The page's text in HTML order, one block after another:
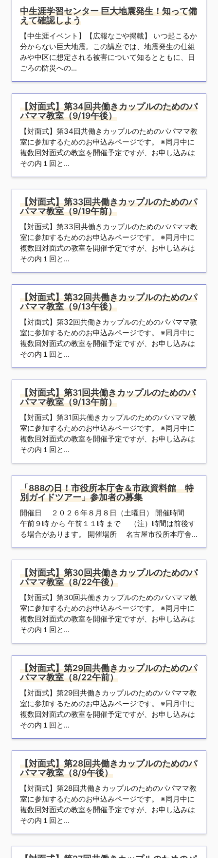
中生涯学習センター 巨大地震発生！知って備
えて確認しよう
【中生涯イベント】【広報なごや掲載】 いつ起こるか
分からない巨大地震。この講座では、地震発生の仕組
みや中区に想定される被害について知るとともに、日
ごろの防災への...
【対面式】第34回共働きカップルのためのパ
パママ教室（9/19午後）
【対面式】第34回共働きカップルのためのパパママ教
室に参加するためのお申込みページです。 ※同月中に
複数回対面式の教室を開催予定ですが、お申し込みは
その内１回と...
【対面式】第33回共働きカップルのためのパ
パママ教室（9/19午前）
【対面式】第33回共働きカップルのためのパパママ教
室に参加するためのお申込みページです。 ※同月中に
複数回対面式の教室を開催予定ですが、お申し込みは
その内１回と...
【対面式】第32回共働きカップルのためのパ
パママ教室（9/13午後）
【対面式】第32回共働きカップルのためのパパママ教
室に参加するためのお申込みページです。 ※同月中に
複数回対面式の教室を開催予定ですが、お申し込みは
その内１回と...
【対面式】第31回共働きカップルのためのパ
パママ教室（9/13午前）
【対面式】第31回共働きカップルのためのパパママ教
室に参加するためのお申込みページです。 ※同月中に
複数回対面式の教室を開催予定ですが、お申し込みは
その内１回と...
「888の日！市役所本庁舎＆市政資料館 特
別ガイドツアー」参加者の募集
開催日 ２０２６年８月８日（土曜日） 開催時間
午前９時 から 午前１１時 まで （注）時間は前後す
る場合があります。 開催場所 名古屋市役所本庁舎...
【対面式】第30回共働きカップルのためのパ
パママ教室（8/22午後）
【対面式】第30回共働きカップルのためのパパママ教
室に参加するためのお申込みページです。 ※同月中に
複数回対面式の教室を開催予定ですが、お申し込みは
その内１回と...
【対面式】第29回共働きカップルのためのパ
パママ教室（8/22午前）
【対面式】第29回共働きカップルのためのパパママ教
室に参加するためのお申込みページです。 ※同月中に
複数回対面式の教室を開催予定ですが、お申し込みは
その内１回と...
【対面式】第28回共働きカップルのためのパ
パママ教室（8/9午後）
【対面式】第28回共働きカップルのためのパパママ教
室に参加するためのお申込みページです。 ※同月中に
複数回対面式の教室を開催予定ですが、お申し込みは
その内１回と...